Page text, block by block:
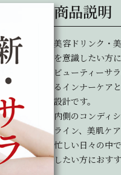
商品説明
美容ドリンク・
を意識したい方に
ビューティーサ
るインナーケア
設計です。
内側のコンディ
ライン、美肌ケ
忙しい日々の中
したい方におすす